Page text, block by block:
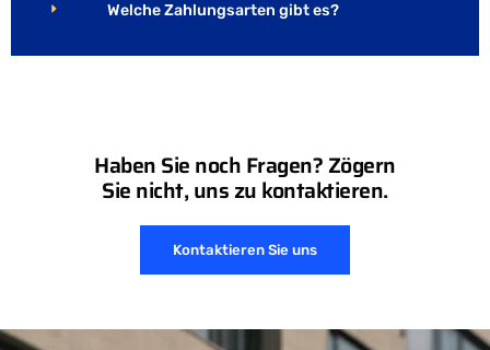
Welche Zahlungsarten gibt es?
Haben Sie noch Fragen? Zögern
Sie nicht, uns zu kontaktieren.
Kontaktieren Sie uns